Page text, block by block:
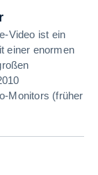
Video ist ein
einer enormen
Monitors (früher